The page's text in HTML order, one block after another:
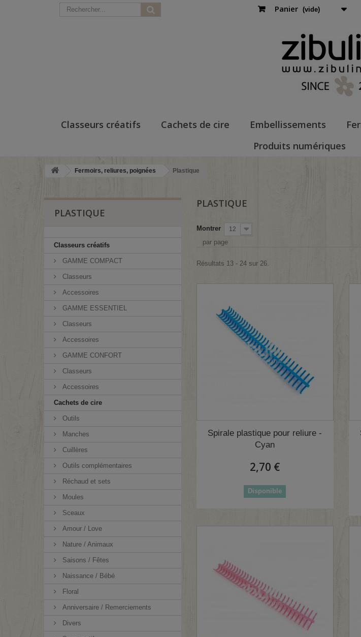
Panier (vide)
Classeurs créatifs Cachets de cire Embellissements
Produits numériques
Fermoirs, reliures, poignées Plastique
PLASTIQUE
Classeurs créatifs
GAMME COMPACT
Classeurs
Accessoires
GAMME ESSENTIEL
Classeurs
Accessoires
GAMME CONFORT
Classeurs
Accessoires
Cachets de cire
Outils
Manches
Cuillères
Outils complémentaires
Réchaud et sets
Moules
Sceaux
Amour / Love
Nature / Animaux
Saisons / Fêtes
Naissance / Bébé
Floral
Anniversaire / Remerciements
Divers
PLASTIQUE
Montrer 12
par page
Résultats 13 - 24 sur 26.
Spirale plastique pour reliure -
Cyan
2,70 €
Disponible